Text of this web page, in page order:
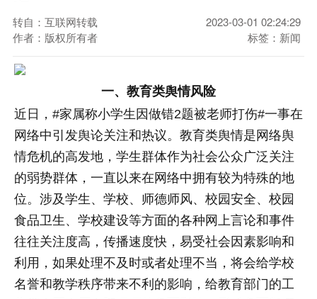
转自：互联网转载
2023-03-01 02:24:29
作者：版权所有者
标签：新闻
一、教育类舆情风险
近日，#家属称小学生因做错2题被老师打伤#一事在
网络中引发舆论关注和热议。教育类舆情是网络舆
情危机的高发地，学生群体作为社会公众广泛关注
的弱势群体，一直以来在网络中拥有较为特殊的地
位。涉及学生、学校、师德师风、校园安全、校园
食品卫生、学校建设等方面的各种网上言论和事件
往往关注度高，传播速度快，易受社会因素影响和
利用，如果处理不及时或者处理不当，将会给学校
名誉和教学秩序带来不利的影响，给教育部门的工